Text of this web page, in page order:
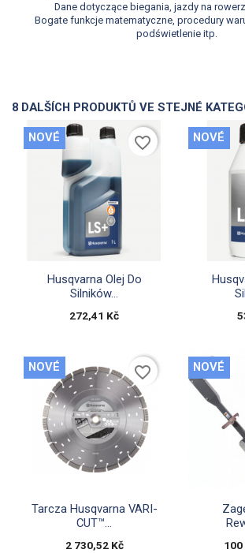
Dane dotyczące biegania, jazdy na
Bogate funkcje matematyczne, procedury
podświetlenie itp.
8 DALŠÍCH PRODUKTŮ VE STEJNÉ
Rychlý náhled
Husqvarna Olej Do
Silników...
272,41 Kč
NOVÉ favorite_border

NOVÉ
 Rychlý náhled
Tarcza Husqvarna VARI-
CUT™...
2 730,52 Kč
NOVÉ favorite_border

100
NOVÉ